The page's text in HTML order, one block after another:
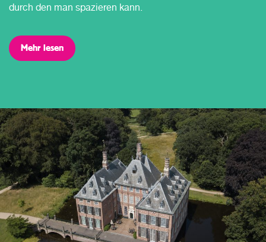
durch den man spazieren kann.
Mehr lesen